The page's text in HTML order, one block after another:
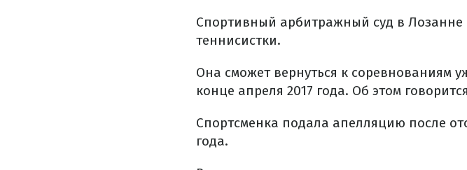
Спортивный арбитражный суд в Лозанне
теннисистки.
Она сможет вернуться к соревнованиям
конце апреля 2017 года. Об этом
Спортсменка подала апелляцию после
года.